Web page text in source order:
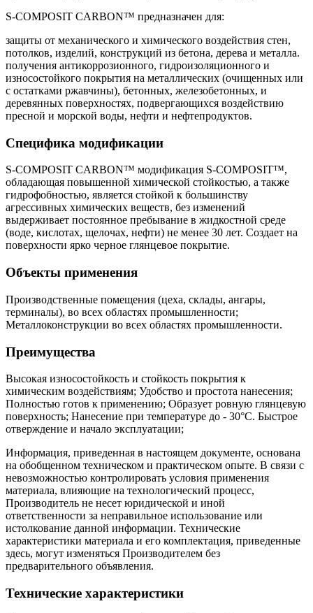
S-COMPOSIT CARBON™ предназначен для:
защиты от механического и химического воздействия стен,
потолков, изделий, конструкций из бетона, дерева и металла.
получения антикоррозионного, гидроизоляционного и
износостойкого покрытия на металлических (очищенных или
с остатками ржавчины), бетонных, железобетонных, и
деревянных поверхностях, подвергающихся воздействию
пресной и морской воды, нефти и нефтепродуктов.
Специфика модификации
S-COMPOSIT CARBON™ модификация S-COMPOSIT™,
обладающая повышенной химической стойкостью, а также
гидрофобностью, является стойкой к большинству
агрессивных химических веществ, без изменений
выдерживает постоянное пребывание в жидкостной среде
(воде, кислотах, щелочах, нефти) не менее 30 лет. Создает на
поверхности ярко черное глянцевое покрытие.
Объекты применения
Производственные помещения (цеха, склады, ангары,
терминалы), во всех областях промышленности;
Металлоконструкции во всех областях промышленности.
Преимущества
Высокая износостойкость и стойкость покрытия к
химическим воздействиям; Удобство и простота нанесения;
Полностью готов к применению; Образует ровную глянцевую
поверхность; Нанесение при температуре до - 30°С. Быстрое
отверждение и начало эксплуатации;
Информация, приведенная в настоящем документе, основана
на обобщенном техническом и практическом опыте. В связи с
невозможностью контролировать условия применения
материала, влияющие на технологический процесс,
Производитель не несет юридической и иной
ответственности за неправильное использование или
истолкование данной информации. Технические
характеристики материала и его комплектация, приведенные
здесь, могут изменяться Производителем без
предварительного объявления.
Технические характеристики